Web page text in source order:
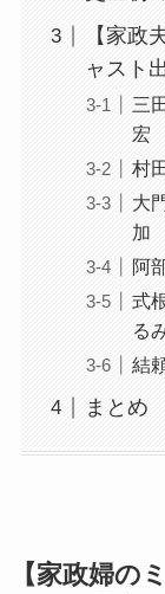
【家政
ャスト
三
宏
村
大
加
阿
式
る
結
まとめ
【家政婦の